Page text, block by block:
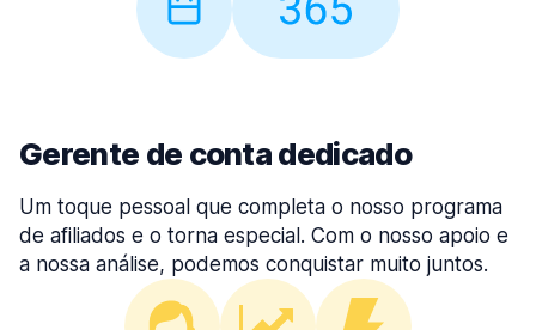
Gerente de conta dedicado
Um toque pessoal que completa o nosso programa
de afiliados e o torna especial. Com o nosso apoio e
a nossa análise, podemos conquistar muito juntos.